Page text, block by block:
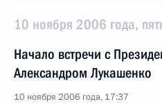
10 ноября 2006 года,
Начало встречи с
Александром Лукашенко
10 ноября 2006 года, 17:37